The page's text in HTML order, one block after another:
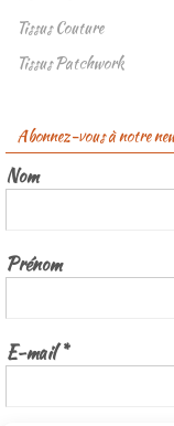
Tissus Couture
Tissus Patchwork
Abonnez-vous à notre
Nom
Prénom
E-mail*